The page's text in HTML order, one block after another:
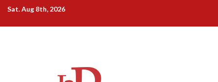
Skip
content
Sat. Aug 8th, 2026